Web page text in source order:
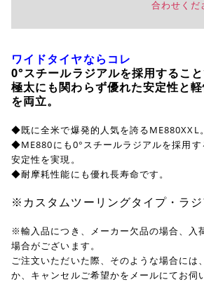
合わせくだ
ワイドタイヤならコレ
0°スチールラジアルを採用すること
極太にも関わらず優れた安定性と
を両立。
◆既に全米で爆発的人気を誇るME880XXL。
◆ME880にも0°スチールラジアルを採用す
安定性を実現。
◆耐摩耗性能にも優れ長寿命です。
※カスタムツーリングタイプ・ラ
※輸入品につき、メーカー欠品の場合、入
場合がございます。
ご注文いただいた際、そのような場合には
か、キャンセルご希望かをメールにてお伺